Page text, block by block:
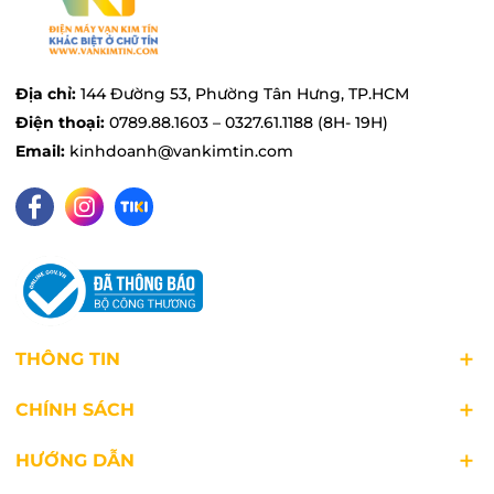
nhiệt và áp suất cao, phù hợp với nhiều chế độ
nấu hiện đại mà nồi cung cấp. Chất liệu này
độc hại khi nấu, mang lại sự an tâm tuyệt đối
cho bữa cơm gia đình.
Địa chỉ: 144 Đường 53, Phường Tân Hưng, TP.HCM
Điện thoại: 0789.88.1603 – 0327.61.1188 (8H- 19H)
Email: kinhdoanh@vankimtin.com
THÔNG TIN
CHÍNH SÁCH
HƯỚNG DẪN